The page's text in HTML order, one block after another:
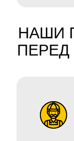
НАШИ